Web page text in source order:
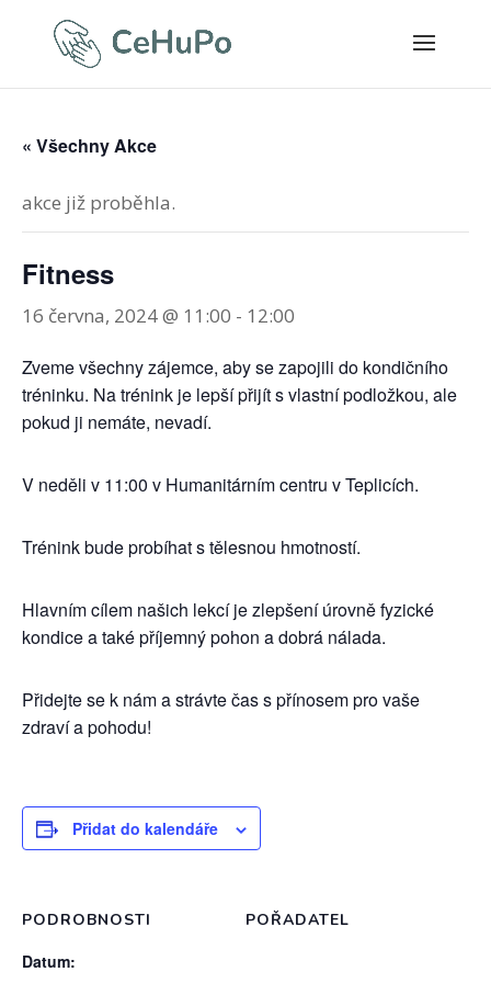
« Všechny Akce
akce již proběhla.
Fitness
16 června, 2024 @ 11:00 - 12:00
Zveme všechny zájemce, aby se zapojili do kondičního
tréninku. Na trénink je lepší přijít s vlastní podložkou, ale
pokud ji nemáte, nevadí.
V neděli v 11:00 v Humanitárním centru v Teplicích.
Trénink bude probíhat s tělesnou hmotností.
Hlavním cílem našich lekcí je zlepšení úrovně fyzické
kondice a také příjemný pohon a dobrá nálada.
Přidejte se k nám a strávte čas s přínosem pro vaše
zdraví a pohodu!
Přidat do kalendáře
PODROBNOSTI
Datum:
POŘADATEL